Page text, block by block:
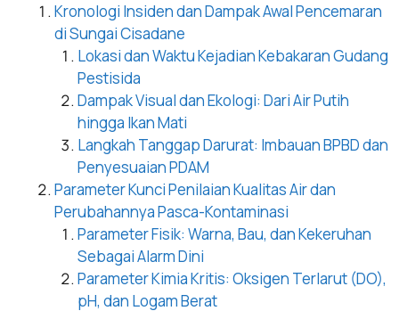
Kronologi Insiden dan Dampak Awal Pencemaran
di Sungai Cisadane
Lokasi dan Waktu Kejadian Kebakaran Gudang
Pestisida
Dampak Visual dan Ekologi: Dari Air Putih
hingga Ikan Mati
Langkah Tanggap Darurat: Imbauan BPBD dan
Penyesuaian PDAM
Parameter Kunci Penilaian Kualitas Air dan
Perubahannya Pasca-Kontaminasi
Parameter Fisik: Warna, Bau, dan Kekeruhan
Sebagai Alarm Dini
Parameter Kimia Kritis: Oksigen Terlarut (DO),
pH, dan Logam Berat